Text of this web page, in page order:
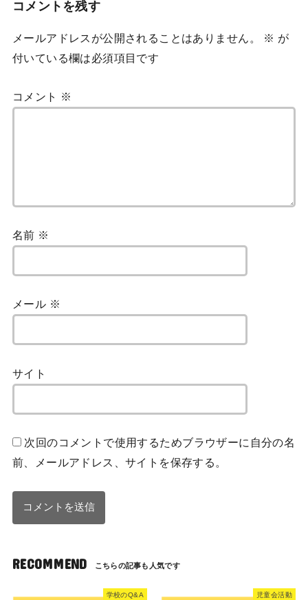
コメントを残す
メールアドレスが公開されることはありません。 ※ が
付いている欄は必須項目です
コメント ※
名前 ※
メール ※
サイト
次回のコメントで使用するためブラウザーに自分の名
前、メールアドレス、サイトを保存する。
RECOMMEND
学校のQ&A 児童会活動